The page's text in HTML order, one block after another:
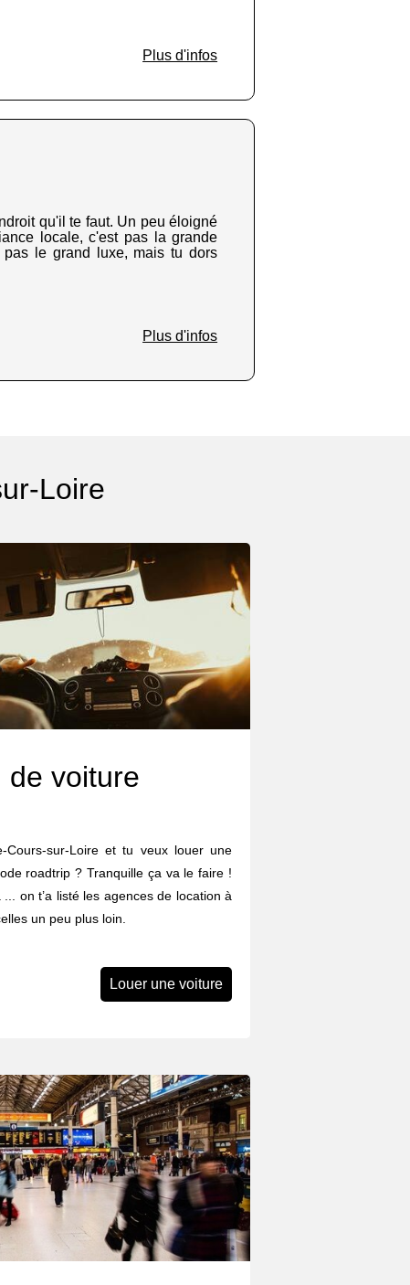
Plus d'infos
qu'il te faut. Un peu éloigné
locale, c'est pas la grande
le grand luxe, mais tu dors
Plus d'infos
Loire
de voiture
sur-Loire et tu veux louer une
roadtrip ? Tranquille ça va le faire !
on t’a listé les agences de location à
un peu plus loin.
Louer une voiture